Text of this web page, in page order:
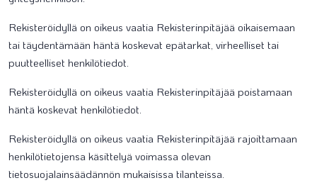
Rekisteröidyllä on oikeus vaatia Rekisterinpitäjää oikaisemaan
tai täydentämään häntä koskevat epätarkat, virheelliset tai
puutteelliset henkilötiedot.
Rekisteröidyllä on oikeus vaatia Rekisterinpitäjää poistamaan
häntä koskevat henkilötiedot.
Rekisteröidyllä on oikeus vaatia Rekisterinpitäjää rajoittamaan
henkilötietojensa käsittelyä voimassa olevan
tietosuojalainsäädännön mukaisissa tilanteissa.